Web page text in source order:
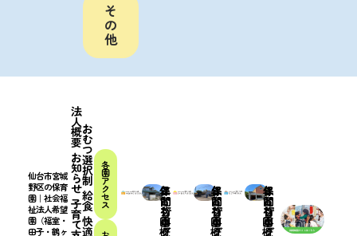
そ
の
他
仙台市宮城
野区の保育
園｜社会福
祉法人希望
園（福室・
田子・鶴ヶ
法
人
概
要
お
知
ら
せ
子
育
て
お
む
つ
選
択
制
給
食
快
適
各
園
ア
ク
セ
ス
こ
ど
も
園
概
保
育
プ
ロ
グ
年
間
行
事
こ
ど
も
園
概
保
育
プ
ロ
グ
年
間
行
事
こ
ど
も
園
概
保
育
プ
ロ
グ
年
間
行
事